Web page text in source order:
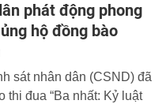
phát động phong
hộ đồng bào
sát nhân dân (CSND) đã
thi đua “Ba nhất: Kỷ luật